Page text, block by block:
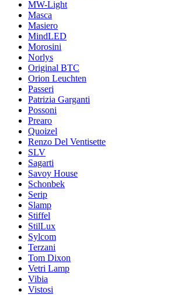
MW-Light
Masca
Masiero
MindLED
Morosini
Norlys
Original BTC
Orion Leuchten
Passeri
Patrizia Garganti
Possoni
Prearo
Quoizel
Renzo Del Ventisette
SLV
Sagarti
Savoy House
Schonbek
Serip
Slamp
Stiffel
StilLux
Sylcom
Terzani
Tom Dixon
Vetri Lamp
Vibia
Vistosi